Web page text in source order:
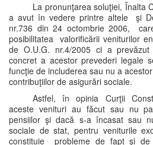
La pronunţarea soluţiei, Înalta
a avut în vedere printre altele şi
nr.736 din 24 octombrie 2006,
posibilitatea valorificării veniturilor
de O.U.G. nr.4/2005 ci a
concret a acestor prevederi legale
funcţie de includerea sau nu a
contribuţiilor de asigurări sociale.
Astfel, în opinia Curţii
aceste venituri au făcut sau nu
pensiilor şi dacă s-a încasat sau
sociale de stat, pentru veniturile
constituie probleme de fapt şi